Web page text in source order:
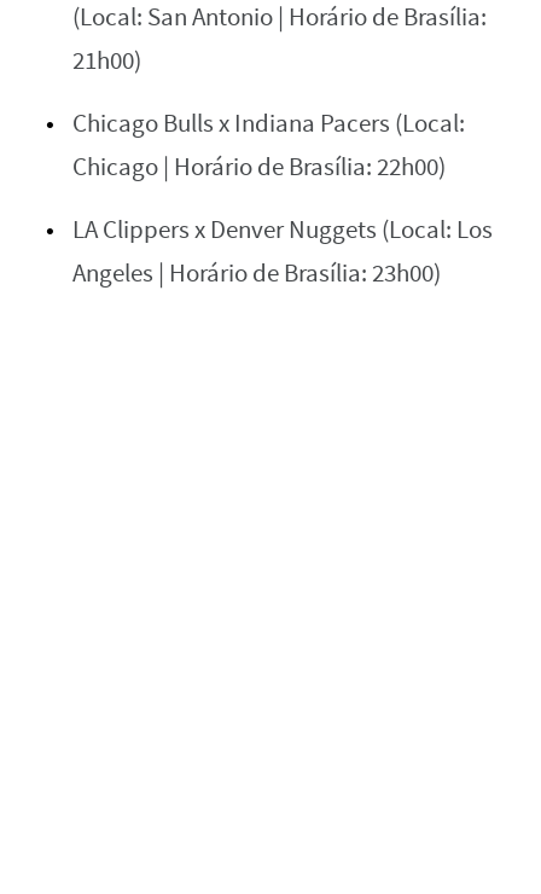
(Local: San Antonio | Horário de Brasília:
21h00)
Chicago Bulls x Indiana Pacers (Local:
Chicago | Horário de Brasília: 22h00)
LA Clippers x Denver Nuggets (Local: Los
Angeles | Horário de Brasília: 23h00)